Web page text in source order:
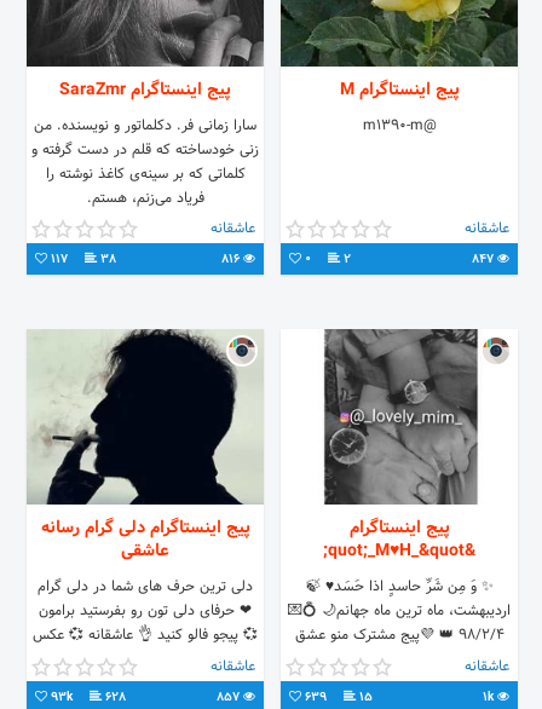
پیج اینستاگرام M
@m1390-m
عاشقانه
2
0
پیج اینستاگرام SaraZmr
سارا زمانی فر. دکلماتور و نویسنده. من
زنی خودساخته که قلم در دست گرفته و
کلماتی که بر سینه‌ی کاغذ نوشته را
فریاد می‌زنم، هستم.
عاشقانه
38
117
پیج اینستاگرام
&quot;_M♥️H_&quot;
✨ وَ مِن شَرِّ حاسدٍ اذا حَسَد♥️ 🍃‌‌‌‌‌‌‌‌‌‌‌‌‌‌‌‌‌‌‌‌‌‌‌‌‌‌‌‌‌‌‌‌‌‌‌‌‌‌‌‌‌‌‌‌‌
اردیبهشت، ماه ترین ماه جهانم🌙 💍💌
98/2/4 👑 💜پیج مشترک منو عشق
جان👫
عاشقانه
1k
15
639
پیج اینستاگرام دلی گرام رسانه
عاشقی
دلی ترین حرف های شما در دلی گرام
❤ حرفای دلی تون رو بفرستید برامون
💞 پیجو فالو کنید 👌 عاشقانه 💞 عکس
نوشته 🖤 عکس پروفایل 🥀 استوری
هارو از دست ندید ✌
عاشقانه
628
93k